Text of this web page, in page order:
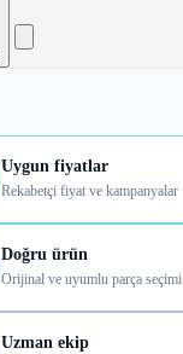
Uygun fiyatlar
Rekabetçi fiyat ve kampanyalar
Doğru ürün
Orijinal ve uyumlu parça seçimi
Uzman ekip